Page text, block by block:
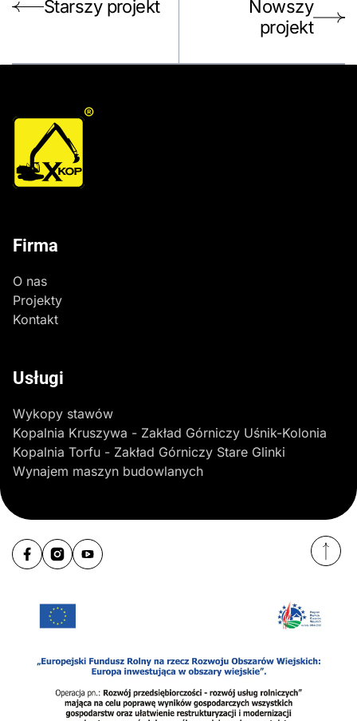
Starszy projekt
Nowszy
projekt
®
Firma
O nas
Projekty
Kontakt
Usługi
Wykopy stawów
Kopalnia Kruszywa - Zakład Górniczy Uśnik-Kolonia
Kopalnia Torfu - Zakład Górniczy Stare Glinki
Wynajem maszyn budowlanych